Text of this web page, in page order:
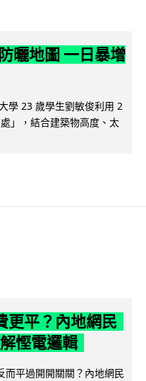
曬地圖 一日暴增
學 23 歲學生劉敏俊利用 2
」，結合建築物高度、太
更平？內地網民
慳電邏輯
而平過開開關關？內地網民